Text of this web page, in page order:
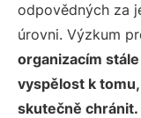
odpovědných za
úrovni. Výzkum
organizacím
vyspělost k
skutečně chránit.